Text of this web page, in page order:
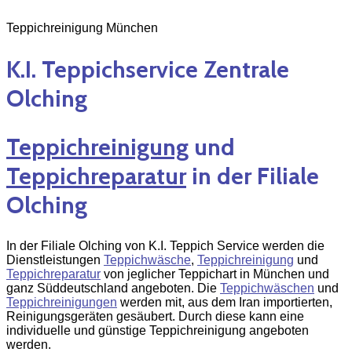
Teppichreinigung München
K.I. Teppichservice Zentrale
Olching
Teppichreinigung und
Teppichreparaturin der Filiale
Olching
In der Filiale Olching von K.I. Teppich Service werden die
Dienstleistungen Teppichwäsche, Teppichreinigung und
Teppichreparatur von jeglicher Teppichart in München und
ganz Süddeutschland angeboten. Die Teppichwäschen und
Teppichreinigungen werden mit, aus dem Iran importierten,
Reinigungsgeräten gesäubert. Durch diese kann eine
individuelle und günstige Teppichreinigung angeboten
werden.